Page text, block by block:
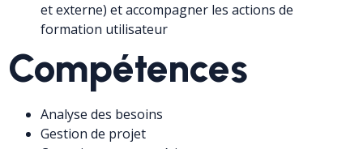
et externe) et accompagner les actions de
formation utilisateur
Compétences
Analyse des besoins
Gestion de projet